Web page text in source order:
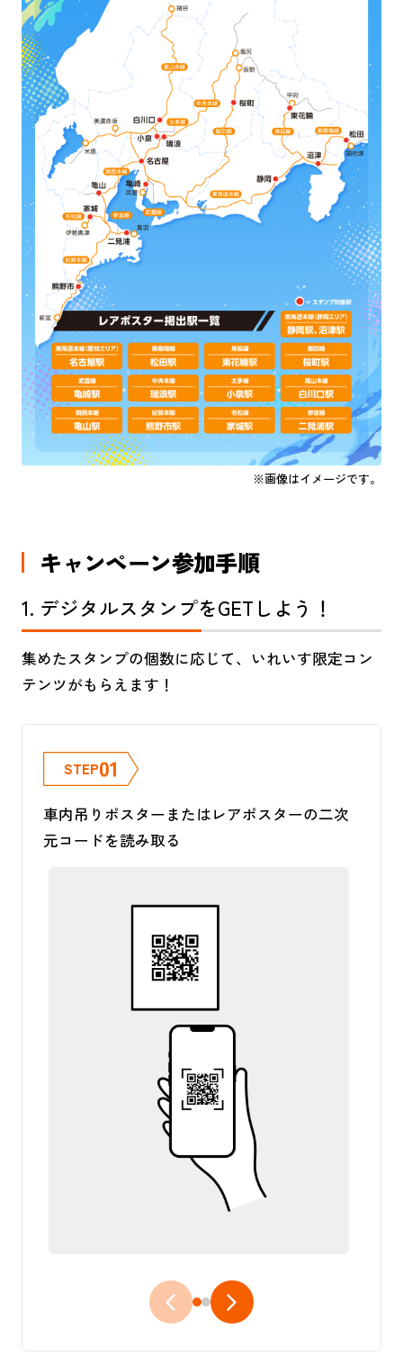
※画像はイメージです。
キャンペーン参加手順
1. デジタルスタンプをGETしよう！
集めたスタンプの個数に応じて、いれいす限定コン
テンツがもらえます！
STEP01
車内吊りポスターまたはレアポスターの二次
元コードを読み取る